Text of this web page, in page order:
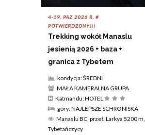
4-19. PAZ 2026 R. #
POTWIERDZONY!!!
Trekking wokół Manaslu
jesienią 2026 + baza +
granica z Tybetem
kondycja: ŚREDNI
MAŁA KAMERALNA GRUPA
Katmandu: HOTEL
góry: NAJLEPSZE SCHRONISKA
Manaslu BC, przeł. Larkya 5200 m,
Tybetańczycy